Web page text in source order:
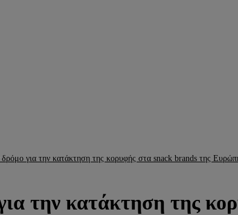
δρόμο για την κατάκτηση της κορυφής στα snack brands της
την κατάκτηση της